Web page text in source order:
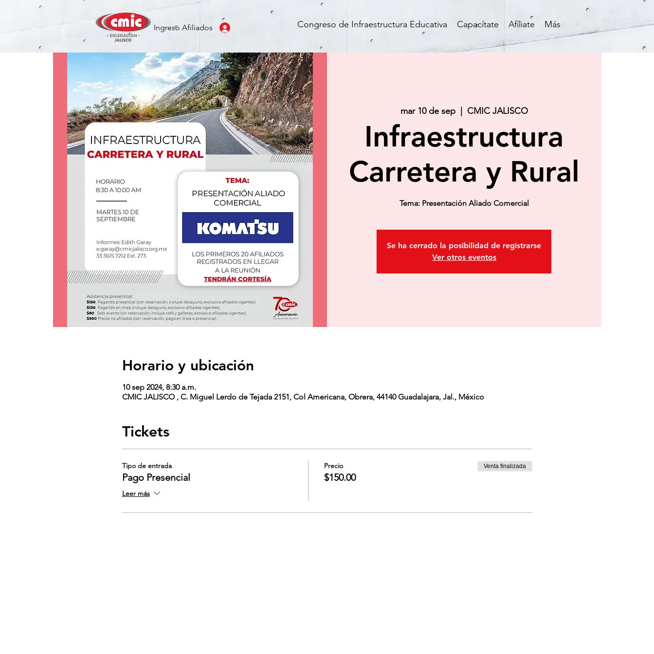
Ingreso Afiliados Congreso de Infraestructura Educativa Capacítate Afíliate Más
mar 10 de sep
  |
CMIC JALISCO
Infraestructura
Carretera y Rural
Tema: Presentación Aliado Comercial
Se ha cerrado la posibilidad de registrarse
Ver otros eventos
Horario y ubicación
10 sep 2024, 8:30 a.m.
CMIC JALISCO , C. Miguel Lerdo de Tejada 2151, Col Americana, Obrera, 44140 Guadalajara, Jal., México
Tickets
Tipo de entrada
Pago Presencial
Leer más
Precio
$150.00
Venta finalizada